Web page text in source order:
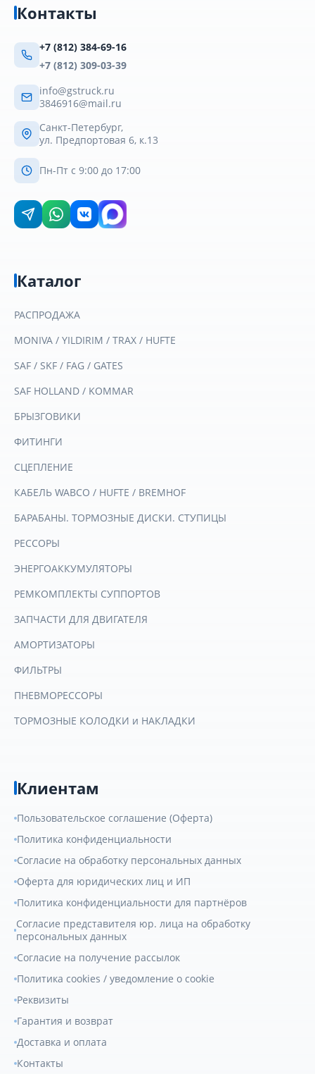
Контакты
+7 (812) 384-69-16
+7 (812) 309-03-39
info@gstruck.ru
3846916@mail.ru
Санкт-Петербург,
ул. Предпортовая 6, к.13
Пн-Пт с 9:00 до 17:00
Каталог
РАСПРОДАЖА
MONIVA / YILDIRIM / TRAX / HUFTE
SAF / SKF / FAG / GATES
SAF HOLLAND / KOMMAR
БРЫЗГОВИКИ
ФИТИНГИ
СЦЕПЛЕНИЕ
КАБЕЛЬ WABCO / HUFTE / BREMHOF
БАРАБАНЫ. ТОРМОЗНЫЕ ДИСКИ. СТУПИЦЫ
РЕССОРЫ
ЭНЕРГОАККУМУЛЯТОРЫ
РЕМКОМПЛЕКТЫ СУППОРТОВ
ЗАПЧАСТИ ДЛЯ ДВИГАТЕЛЯ
АМОРТИЗАТОРЫ
ФИЛЬТРЫ
ПНЕВМОРЕССОРЫ
ТОРМОЗНЫЕ КОЛОДКИ и НАКЛАДКИ
Клиентам
Пользовательское соглашение (Оферта)
Политика конфиденциальности
Согласие на обработку персональных данных
Оферта для юридических лиц и ИП
Политика конфиденциальности для партнёров
Согласие представителя юр. лица на обработку
персональных данных
Согласие на получение рассылок
Политика cookies / уведомление о cookie
Реквизиты
Гарантия и возврат
Доставка и оплата
Контакты